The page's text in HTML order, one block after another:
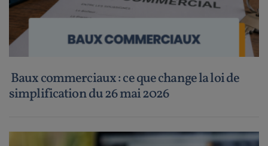
Baux commerciaux : ce que change la loi de
simplification du 26 mai 2026